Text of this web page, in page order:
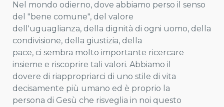
Nel mondo odierno, dove abbiamo perso il senso
del "bene comune", del valore
dell'uguaglianza, della dignità di ogni uomo, della
condivisione, della giustizia, della
pace, ci sembra molto importante ricercare
insieme e riscoprire tali valori. Abbiamo il
dovere di riappropriarci di uno stile di vita
decisamente più umano ed è proprio la
persona di Gesù che risveglia in noi questo